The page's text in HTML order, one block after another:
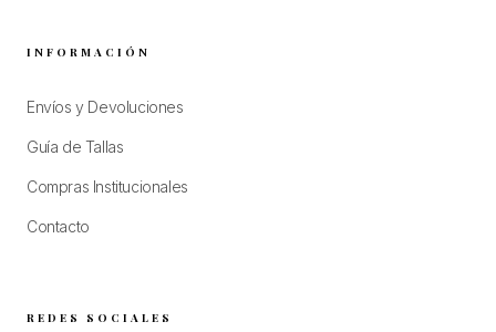
INFORMACIÓN
Envíos y Devoluciones
Guía de Tallas
Compras Institucionales
Contacto
REDES SOCIALES